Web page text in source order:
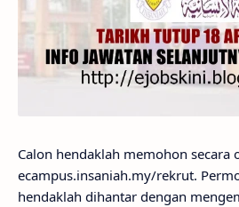
Calon hendaklah memohon secara
ecampus.insaniah.my/rekrut.
hendaklah dihantar dengan